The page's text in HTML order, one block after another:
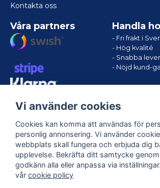
Kontakta oss
Våra partners Handla
- Fri frakt i
- Hög kvalité
- Snabba
- Nöjd kund-
Följ oss
Vi använder cookies
Cookies kan komma att användas för
personlig annonsering. Vi använder
webbplats skall fungera och erbjuda dig
upplevelse. Bekräfta ditt samtycke
godkänn alla eller anpassa via
vår cookie policy